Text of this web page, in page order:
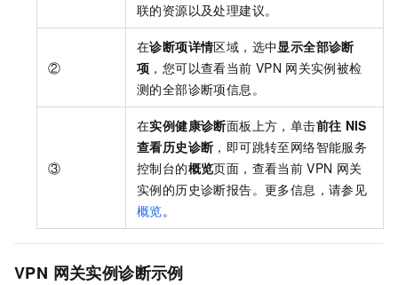
联的资源以及处理建议。
②
在诊断项详情区域，选中显示全部诊断
项 ，您可以查看当前 VPN 网关实例被检
测的全部诊断项信息。
③
在实例健康诊断面板上方，单击前往 NIS
查看历史诊断 ，即可跳转至网络智能服务
控制台的概览页面，查看当前 VPN 网关
实例的历史诊断报告。更多信息，请参见
概览。
VPN 网关实例诊断示例